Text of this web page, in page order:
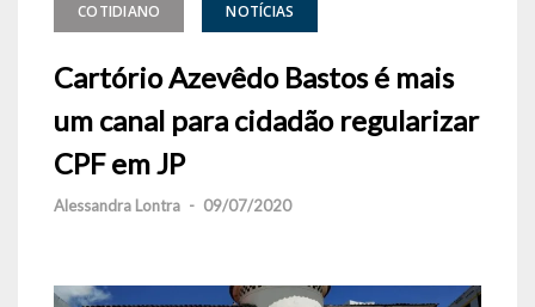
COTIDIANO NOTÍCIAS
Cartório Azevêdo Bastos é mais
um canal para cidadão regularizar
CPF em JP
Alessandra Lontra - 09/07/2020